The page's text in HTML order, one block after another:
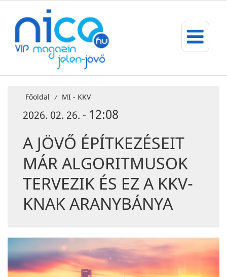
Főoldal / MI - KKV
2026. 02. 26. - 12:08
A JÖVŐ ÉPÍTKEZÉSEIT
MÁR ALGORITMUSOK
TERVEZIK ÉS EZ A KKV-
KNAK ARANYBÁNYA